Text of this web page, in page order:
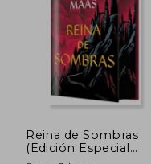
Reina de Sombras
(Edición Especial
Limitada) (in Spanish)